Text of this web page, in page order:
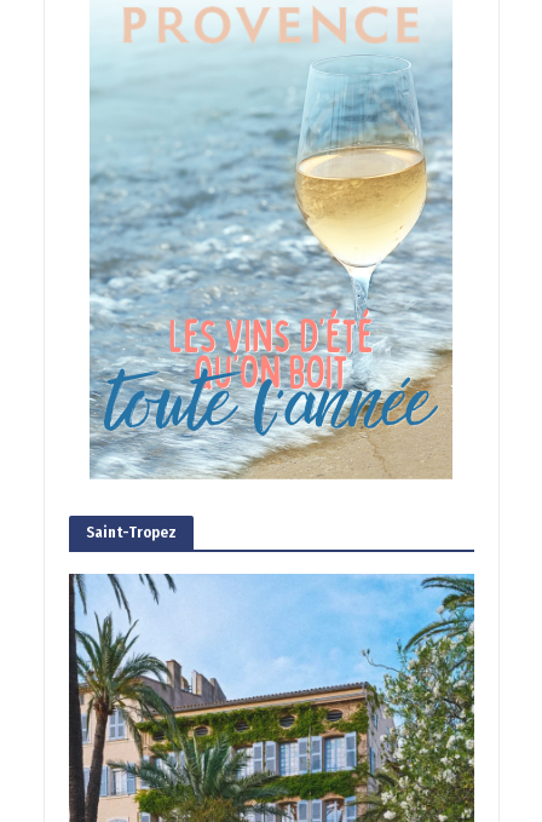
Saint-Tropez